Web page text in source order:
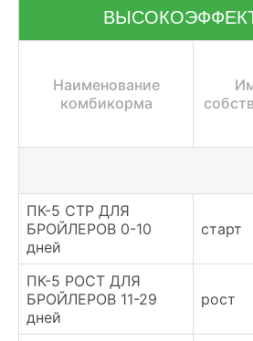
Наименование
комбикорма
ПК-5 СТР ДЛЯ
БРОЙЛЕРОВ 0-10
дней
старт
ПК-5 РОСТ ДЛЯ
БРОЙЛЕРОВ 11-29
дней
рост
КОНТАКТЫ
ПРАЙС-ЛИСТ